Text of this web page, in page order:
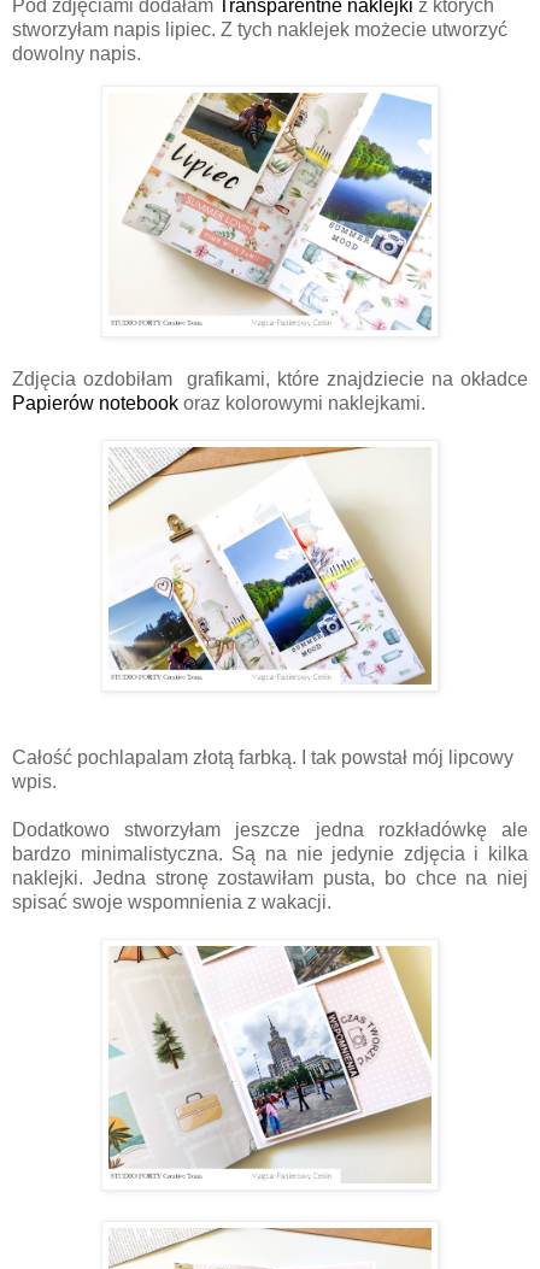
Pod zdjęciami dodałam Transparentne naklejki z których
stworzyłam napis lipiec. Z tych naklejek możecie utworzyć
dowolny napis.
Zdjęcia ozdobiłam grafikami, które znajdziecie na okładce
Papierów notebook oraz kolorowymi naklejkami.
Całość pochlapalam złotą farbką. I tak powstał mój lipcowy
wpis.
Dodatkowo stworzyłam jeszcze jedna rozkładówkę ale
bardzo minimalistyczna. Są na nie jedynie zdjęcia i kilka
naklejki. Jedna stronę zostawiłam pusta, bo chce na niej
spisać swoje wspomnienia z wakacji.